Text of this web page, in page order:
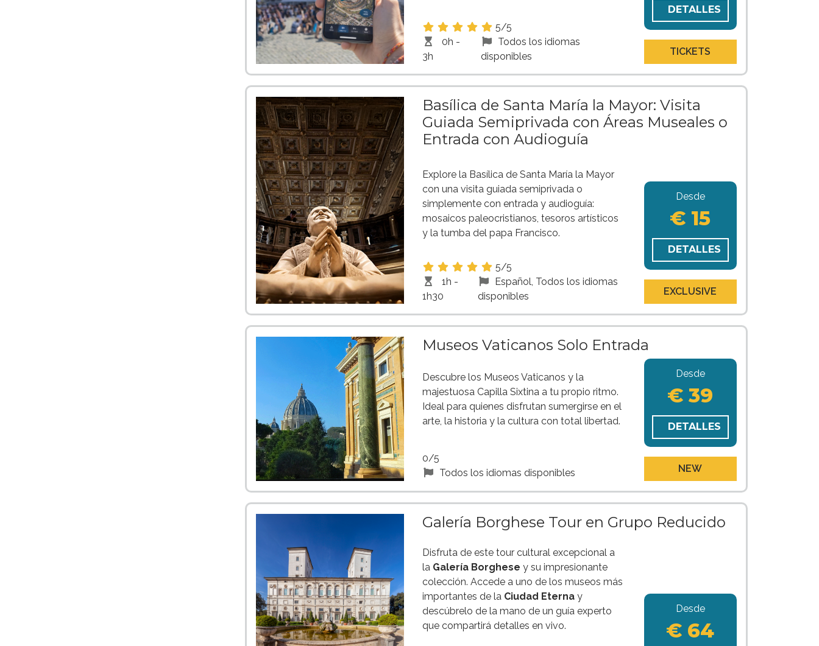
5/5
0h -
3h
Todos los idiomas
disponibles
DETALLES
TICKETS
Basílica de Santa María la Mayor: Visita
Guiada Semiprivada con Áreas Museales o
Entrada con Audioguía
Explore la Basílica de Santa María la Mayor
con una visita guiada semiprivada o
simplemente con entrada y audioguía:
mosaicos paleocristianos, tesoros artísticos
y la tumba del papa Francisco.
5/5
1h -
1h30
Español, Todos los idiomas
disponibles
Desde
€ 15
DETALLES
EXCLUSIVE
Museos Vaticanos Solo Entrada
Descubre los Museos Vaticanos y la
majestuosa Capilla Sixtina a tu propio ritmo.
Ideal para quienes disfrutan sumergirse en el
arte, la historia y la cultura con total libertad.
0/5
Todos los idiomas disponibles
Desde
€ 39
DETALLES
NEW
Galería Borghese Tour en Grupo Reducido
Disfruta de este tour cultural excepcional a
la Galería Borghese y su impresionante
colección. Accede a uno de los museos más
importantes de la Ciudad Eternay
descúbrelo de la mano de un guía experto
que compartirá detalles en vivo.
Desde
€ 64